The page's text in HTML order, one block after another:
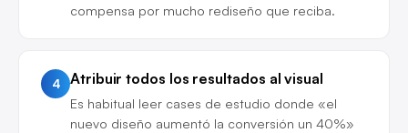
compensa por mucho rediseño que reciba.
4 Atribuir todos los resultados al visual
Es habitual leer cases de estudio donde «el
nuevo diseño aumentó la conversión un 40%»